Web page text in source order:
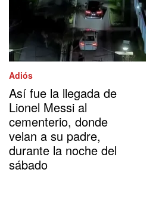
Adiós
Así fue la llegada de
Lionel Messi al
cementerio, donde
velan a su padre,
durante la noche del
sábado